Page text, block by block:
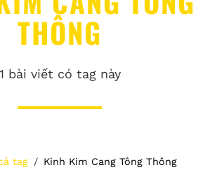
THÔNG
1 bài viết có tag này
tag Kinh Kim Cang Tông Thông